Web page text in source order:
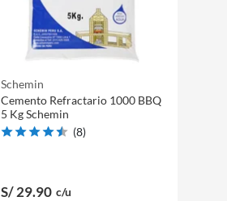
Schemin
Cemento Refractario 1000 BBQ
5 Kg Schemin
(8)
S/ 29.90 c/u